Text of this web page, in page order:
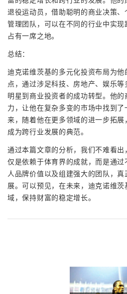
退役运动员，借助聪明的商业决策
管理团队，可以在不同的行业中实
占有一席之地。
总结：
迪克诺维茨基的多元化投资布局为
点，通过涉足科技、房地产、娱乐
明星到商业投资者的成功转型。他
力，让他在复杂多变的市场中找到
来，随着他在更多领域的进一步拓
成为跨行业发展的典范。
通过本篇文章的分析，我们不难看
仅是依赖于体育界的成就，而是通
人品牌价值以及组建强大的团队，
展。可以预见，在未来，迪克诺维
域，保持财富的稳定增长。